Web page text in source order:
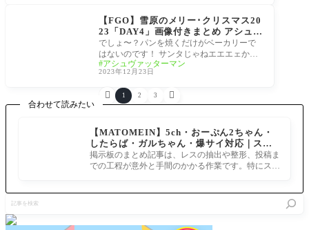
【FGO】雪原のメリー･クリスマス20
23「DAY4」画像付きまとめ アシュヴ
ァッターマン「工業製品って名の神か
よ……。」「貴石の輝きを見る度に思
い出せ。」
でしょ〜？パンを焼くだけがベーカリーで
はないのです！ サンタじゃねエエエェか！
貫禄なくて分かりづらかったぜ！ 汚れも弾
くし
アシュヴァッターマン
2023年12月23日
 1 2 3 
合わせて読みたい
【MATOMEIN】5ch・おーぷん2ちゃん・
したらば・ガルちゃん・爆サイ対応｜スマ
ホでまとめ記事を作れるアプリ FGOのまと
め記事ができるまで
掲示板のまとめ記事は、レスの抽出や整形、投稿ま
での工程が意外と手間のかかる作業です。特にスマ
を
検